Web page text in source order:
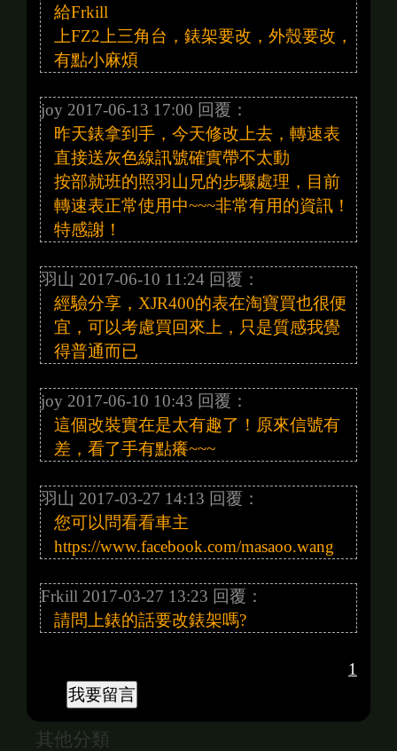
給Frkill
上FZ2上三角台，錶架要改，外殼要改，
有點小麻煩
joy 2017-06-13 17:00 回覆：
昨天錶拿到手，今天修改上去，轉速表
直接送灰色線訊號確實帶不太動
按部就班的照羽山兄的步驟處理，目前
轉速表正常使用中~~~非常有用的資訊！
特感謝！
羽山 2017-06-10 11:24 回覆：
經驗分享，XJR400的表在淘寶買也很便
宜，可以考慮買回來上，只是質感我覺
得普通而已
joy 2017-06-10 10:43 回覆：
這個改裝實在是太有趣了！原來信號有
差，看了手有點癢~~~
羽山 2017-03-27 14:13 回覆：
您可以問看看車主
https://www.facebook.com/masaoo.wang
Frkill 2017-03-27 13:23 回覆：
請問上錶的話要改錶架嗎?
1
其他分類